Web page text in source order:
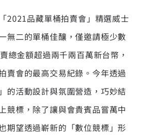
2021品藏單桶拍賣會」精選威士
無二的單桶佳釀，僅邀請極少數
總金額超過兩千兩百萬新台幣，
賣會的最高交易紀錄。今年透過
的活動設計與氛圍營造，巧妙結
競標，除了讓與會貴賓品嘗萬中
期望透過嶄新的「數位競標」形